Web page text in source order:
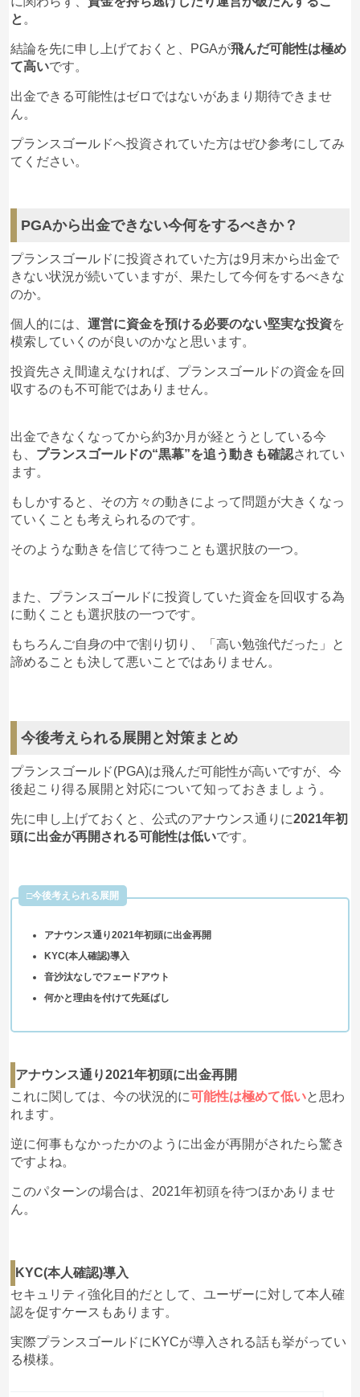
まだプランスゴールドが飛んだと決定づけられたわけ
案件の流れをみれば、 “飛んだ”と言われても仕方ない
でしょう。
今までに飛んだ案件の事例でいえば来年初頭も出金さ
れることなく、何かと言い訳をして引き伸ばされるの
が予想されます。
いますので、二次被害に遭わないように気を付けてま
局による監査が行われるまで、Binance、
Huobi、およびBittrex全体で停止されています。
きるだけ早く問題を解決するよう努めています。
のブロックチェーン内のすべてのマネートレイル
を追跡することの複雑さのために、2021年初頭
までにすべてを解決できると楽観視しています。
先月の時点ではオフィス内に人を確認できたものの、
本日15日は出金再開日となっていますが、果たして本
当に着金されるのでしょうか…。
のも時間の問題”と考えられますので出金を急いだ方
が良いと思います。
— クヤてぃーべ@フィリピン (@KTibei)October
リーダー的立場の人がプランスゴールドを切り捨てて
次の案件へと移動を始めた
決定的な情報か定かではありませんが、仮に真実だと
出金が殺到しているという情報もありますし、不安が
少しでもあるならば
早めに出金申請した方が良い
います。
理由は、ビジネスビザ
および新型コロナウイルスの影響のため
pic.twitter.com/16wNp6jmhu
— プランスゴールドPRANCEGOLD (@pgajpn)
October 3, 2020
現在のコロナウイルス流行の現状を踏まえると仕方が
ない所はありますが、現在出金停止中ということを踏
まえると気になるところはありますね
ただ、10月30日にはミーティングを開催したいとの
旨も確認できましたので、今後どうなるかは未知数で
しょう。
今は出金が再開定の15日を待つしかありません。
10月15日以降になります
中国語で「提现」と言うのは
出金（Withdraw）の事
ん pic.twitter.com/ccdXa6PRDp
— プランスゴールドPRANCEGOLD (@pgajpn)
October 1, 2020
実際中国は現在、大型連休の真っ最中です。
いうこと。
前もってユーザーにお知らせしておくこともできた
も関わらず、あえてしなかったのかもしれません。
スマホだからかな…#複利運用 #お金欲しい #投
資#投資家と繋がりたい
アービトラージ#現状誰1人損していない
— ひびき (@Hibikicoco)September 3, 2020
サイトに完全にログインできなくなったら飛ぶ危険信
号ですが、10月からコモディティアービトラージが始
まるということを考えれば、
メンテナンスが多くなっ
てしまうのも無理はない でしょう。
いるようですからね。
現状プランスゴールドに大きな不満はないかもしれま
万が一のために、 リスクヘッジとして他の投資との併
用
仮にプランスゴールドが飛んでしまったとしても、損
失を最小限に留めることも可能でしょう。
▼関連記事：『
1200万の利益を可能にしたアルトコ
イン投資術』
と 。
結論を先に申し上げておくと、PGAが飛んだ可能性は極め
て高いです。
出金できる可能性はゼロではないがあまり期待できませ
ん。
プランスゴールドへ投資されていた方はぜひ参考にしてみ
てください。
PGAから出金できない今何をするべきか？
プランスゴールドに投資されていた方は9月末から出金で
きない状況が続いていますが、果たして今何をするべきな
のか。
個人的には、運営に資金を預ける必要のない堅実な投資を
模索していくのが良いのかなと思います。
投資先さえ間違えなければ、プランスゴールドの資金を回
収するのも不可能ではありません。
出金できなくなってから約3か月が経とうとしている今
も、 プランスゴールドの“黒幕”を追う動きも確認されてい
ます。
もしかすると、その方々の動きによって問題が大きくなっ
ていくことも考えられるのです。
そのような動きを信じて待つことも選択肢の一つ。
また、プランスゴールドに投資していた資金を回収する為
に動くことも選択肢の一つです。
もちろんご自身の中で割り切り、「高い勉強代だった」と
諦めることも決して悪いことではありません。
今後考えられる展開と対策まとめ
プランスゴールド(PGA)は飛んだ可能性が高いですが、今
後起こり得る展開と対応について知っておきましょう。
先に申し上げておくと、公式のアナウンス通りに2021年初
頭に出金が再開される可能性は低いです。
□今後考えられる展開
アナウンス通り2021年初頭に出金再開
KYC(本人確認)導入
音沙汰なしでフェードアウト
何かと理由を付けて先延ばし
アナウンス通り2021年初頭に出金再開
これに関しては、今の状況的に可能性は極めて低いと思わ
れます。
逆に何事もなかったかのように出金が再開がされたら驚き
ですよね。
このパターンの場合は、2021年初頭を待つほかありませ
ん。
KYC(本人確認)導入
セキュリティ強化目的だとして、ユーザーに対して本人確
認を促すケースもあります。
実際プランスゴールドにKYCが導入される話も挙がってい
る模様。